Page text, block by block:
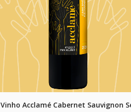
Vinho Acclamé Cabernet Sauvignon